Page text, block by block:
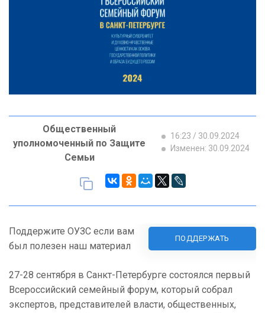
Общественный
уполномоченный по Защите
Семьи
16:23 / 30.09.2024
Изменен: 30.09.2024
Поддержите ОУЗС если вам
был полезен наш материал
ПОДДЕРЖАТЬ
27-28 сентября в Санкт-Петербурге состоялся первый
Всероссийский семейный форум, который собрал
экспертов, представителей власти, общественных,